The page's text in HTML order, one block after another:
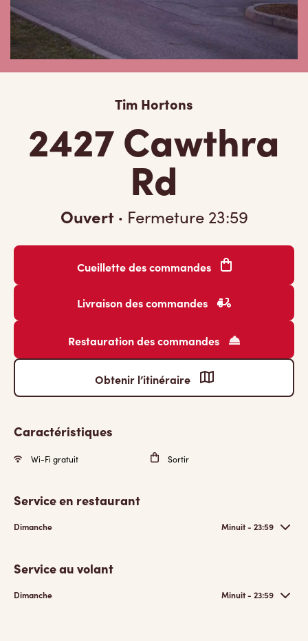
Tim Hortons
2427 Cawthra
Rd
Ouvert · Fermeture 23:59
Cueillette des commandes
Livraison des commandes
Restauration des commandes
Obtenir l’itinéraire
Caractéristiques
Wi-Fi gratuit Sortir
Service en restaurant
Dimanche Minuit - 23:59
Service au volant
Dimanche Minuit - 23:59